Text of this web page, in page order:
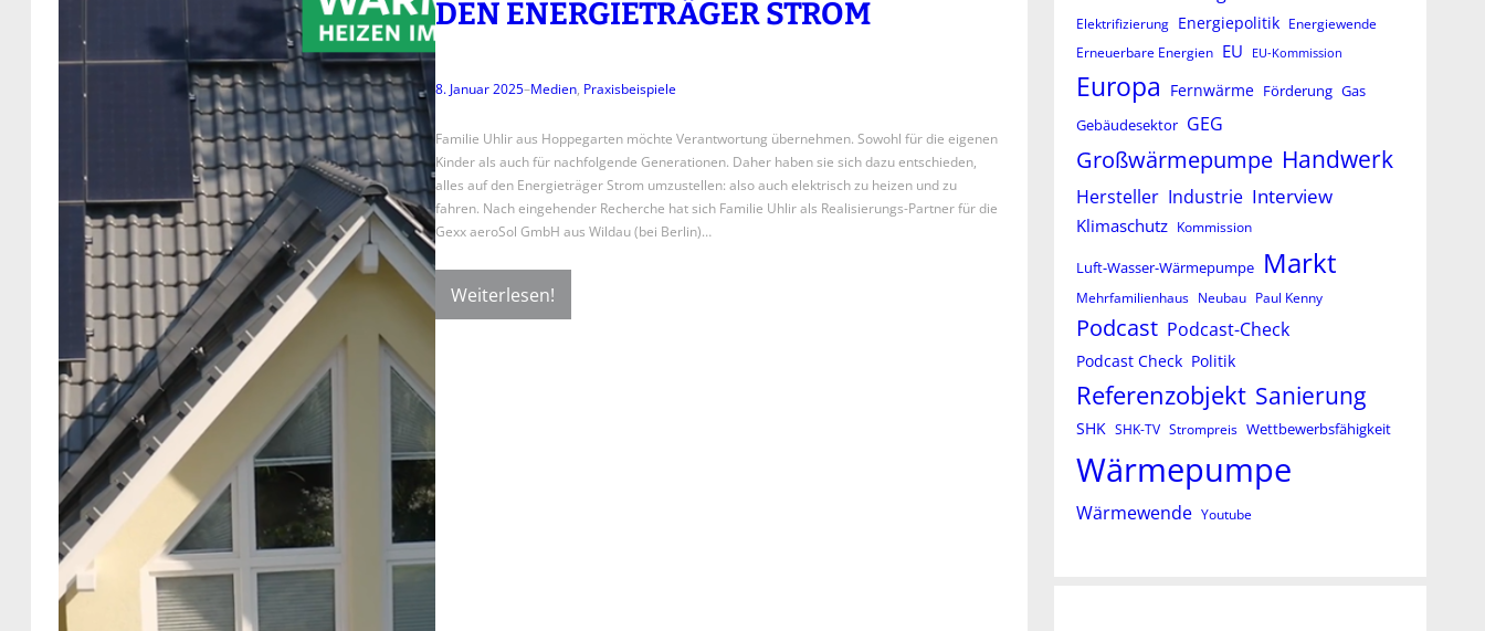
DEN ENERGIETRÄGER STROM
8. Januar 2025–Medien, Praxisbeispiele
Familie Uhlir aus Hoppegarten möchte Verantwortung übernehmen. Sowohl für die eigenen
Kinder als auch für nachfolgende Generationen. Daher haben sie sich dazu entschieden,
alles auf den Energieträger Strom umzustellen: also auch elektrisch zu heizen und zu
fahren. Nach eingehender Recherche hat sich Familie Uhlir als Realisierungs-Partner für die
Gexx aeroSol GmbH aus Wildau (bei Berlin)…
Weiterlesen!
Elektrifizierung Energiepolitik Energiewende
Erneuerbare Energien EU EU-Kommission
Europa Fernwärme Förderung Gas
Gebäudesektor GEG
Großwärmepumpe Handwerk
Hersteller Industrie Interview
Klimaschutz Kommission
Luft-Wasser-Wärmepumpe Markt
Mehrfamilienhaus Neubau Paul Kenny
Podcast Podcast-Check
Podcast Check Politik
Referenzobjekt Sanierung
SHK SHK-TV Strompreis Wettbewerbsfähigkeit
Wärmepumpe
Wärmewende Youtube